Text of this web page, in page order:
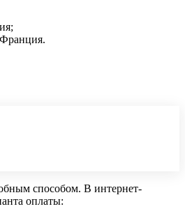
способом. В интернет-
оплаты: